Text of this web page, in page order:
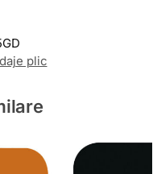
plic